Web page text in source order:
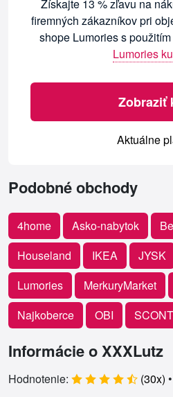
Získajte 13 % zľavu na
firemných zákazníkov pri
shope Lumories s
Lumories
Zobraziť
Aktuálne
Podobné obchody
4home Asko-nabytok
Houseland
IKEA JYSK
Lumories
MerkuryMarket
Najkoberce
OBI
Informácie o XXXLutz
Hodnotenie: (30x) •